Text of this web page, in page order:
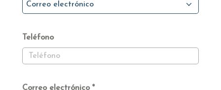
Correo electrónico
Teléfono
Correo electrónico